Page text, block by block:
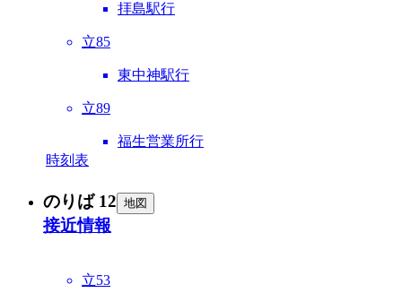
拝島駅行
立85
東中神駅行
立89
福生営業所行
時刻表
のりば 12 地図
接近情報
立53